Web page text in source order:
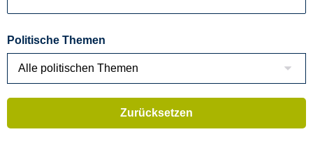
Politische Themen